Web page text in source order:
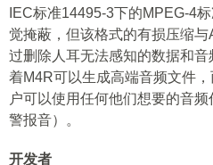
IEC标准14495-3下的MPEG-4
觉掩蔽，但该格式的有损压缩
过删除人耳无法感知的数据和
着M4R可以生成高端音频文件
户可以使用任何他们想要的音
警报音）。
开发者